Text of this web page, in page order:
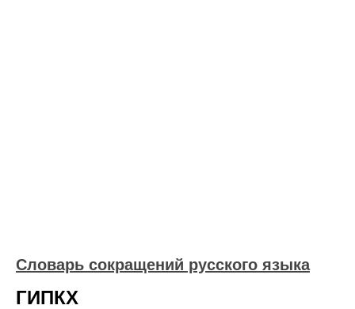
Словарь сокращений русского языка
ГИПКХ